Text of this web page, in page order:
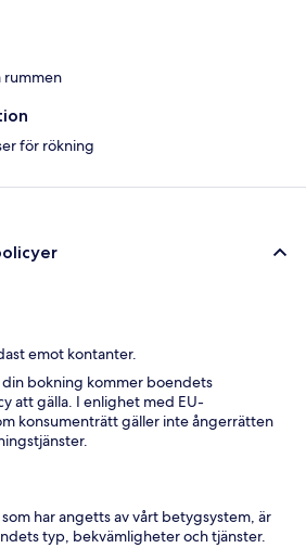
rummen
för rökning
emot kontanter.
bokning kommer boendets
att gälla. I enlighet med EU-
konsumenträtt gäller inte ångerrätten
har angetts av vårt betygsystem, är
typ, bekvämligheter och tjänster.